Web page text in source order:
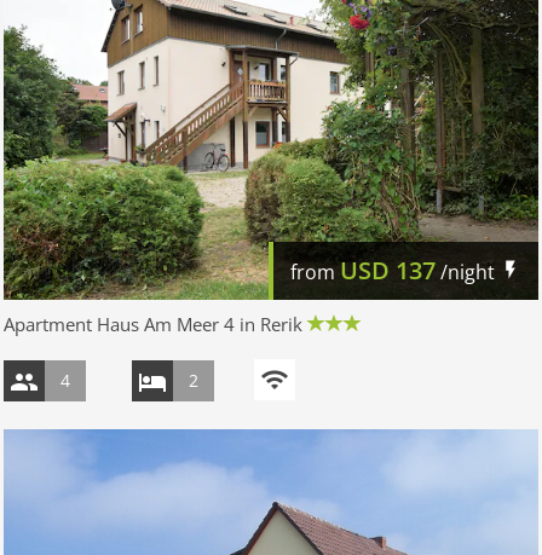
fromUSD 137/night
Apartment Haus Am Meer 4 in Rerik
4 2